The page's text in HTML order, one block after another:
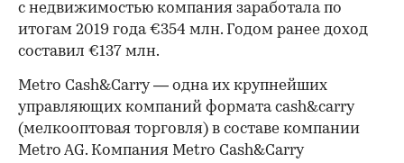
с недвижимостью компания заработала по
итогам 2019 года €354 млн. Годом ранее доход
составил €137 млн.
Metro Cash&Carry — одна их крупнейших
управляющих компаний формата cash&carry
(мелкооптовая торговля) в составе компании
Metro AG. Компания Metro Cash&Carry